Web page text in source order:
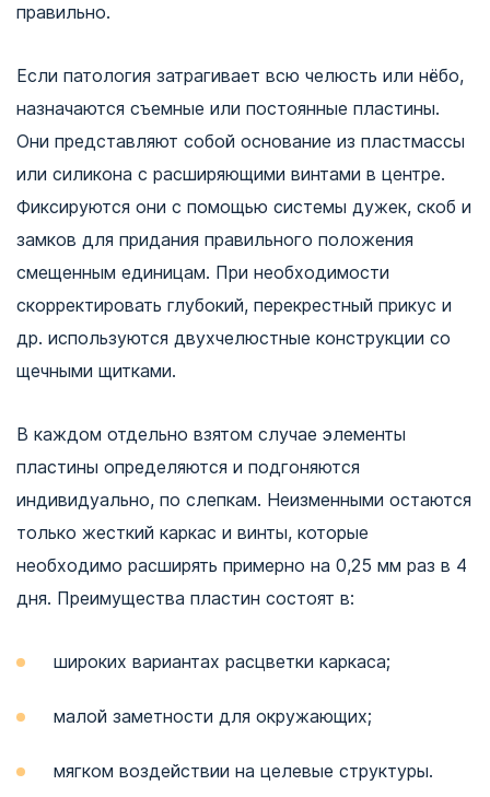
правильно.
Если патология затрагивает всю челюсть или нёбо,
назначаются съемные или постоянные пластины.
Они представляют собой основание из пластмассы
или силикона с расширяющими винтами в центре.
Фиксируются они с помощью системы дужек, скоб и
замков для придания правильного положения
смещенным единицам. При необходимости
скорректировать глубокий, перекрестный прикус и
др. используются двухчелюстные конструкции со
щечными щитками.
В каждом отдельно взятом случае элементы
пластины определяются и подгоняются
индивидуально, по слепкам. Неизменными остаются
только жесткий каркас и винты, которые
необходимо расширять примерно на 0,25 мм раз в 4
дня. Преимущества пластин состоят в:
широких вариантах расцветки каркаса;
малой заметности для окружающих;
мягком воздействии на целевые структуры.